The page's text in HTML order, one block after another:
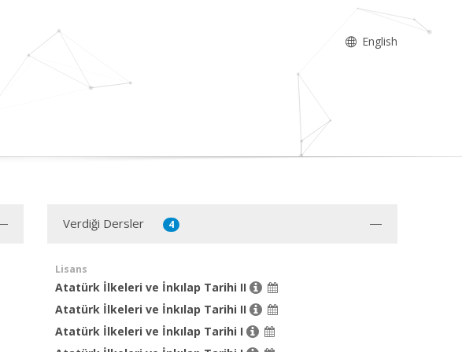
English
Verdiği Dersler 4
Lisans
Atatürk İlkeleri ve İnkılap Tarihi II
Atatürk İlkeleri ve İnkılap Tarihi II
Atatürk İlkeleri ve İnkılap Tarihi I